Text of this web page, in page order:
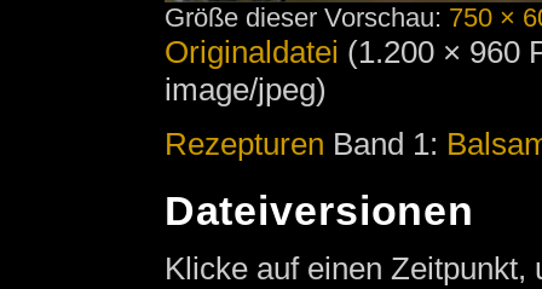
Größe dieser Vorschau: 750 ×
Originaldatei (1.200 × 960
image/jpeg)
Rezepturen Band 1:
Dateiversionen
Klicke auf einen